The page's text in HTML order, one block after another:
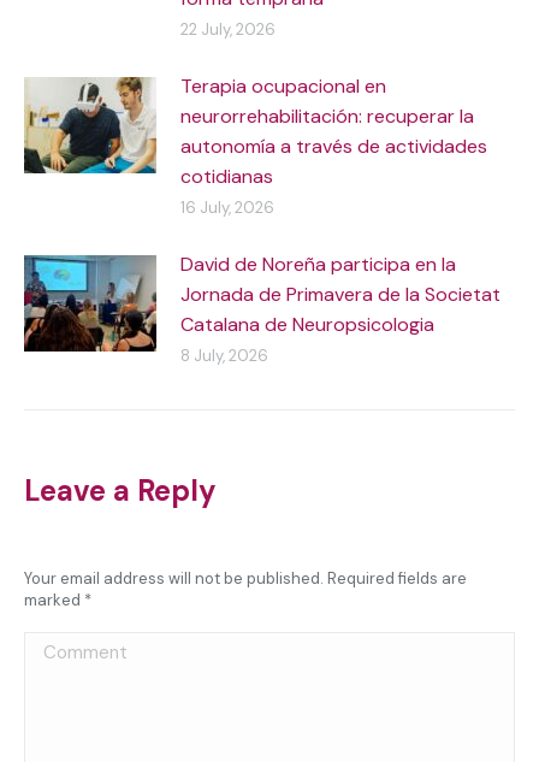
22 July, 2026
Terapia ocupacional en
neurorrehabilitación: recuperar la
autonomía a través de actividades
cotidianas
16 July, 2026
David de Noreña participa en la
Jornada de Primavera de la Societat
Catalana de Neuropsicologia
8 July, 2026
Leave a Reply
Your email address will not be published. Required fields are
marked *
Comment